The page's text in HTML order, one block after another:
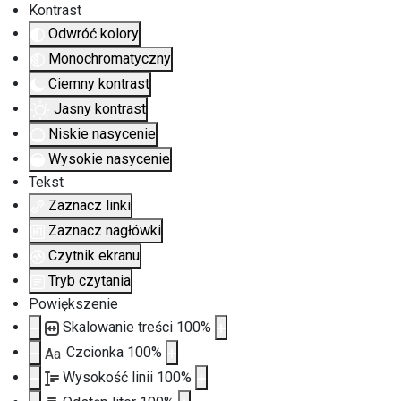
Kontrast
Odwróć kolory
Monochromatyczny
Ciemny kontrast
Jasny kontrast
Niskie nasycenie
Wysokie nasycenie
Tekst
Zaznacz linki
Zaznacz nagłówki
Czytnik ekranu
Tryb czytania
Powiększenie
Skalowanie treści 100%
Aa Czcionka 100%
Wysokość linii 100%